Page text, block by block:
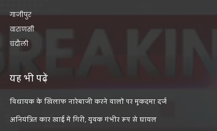
गाजीपुर
वाराणसी
चंदौली
यह भी पढ़ें
विधायक के खिलाफ नारेबाजी करने वालों पर मुकदमा दर्ज
अनियंत्रित कार खाई में गिरी, युवक गंभीर रूप से घायल